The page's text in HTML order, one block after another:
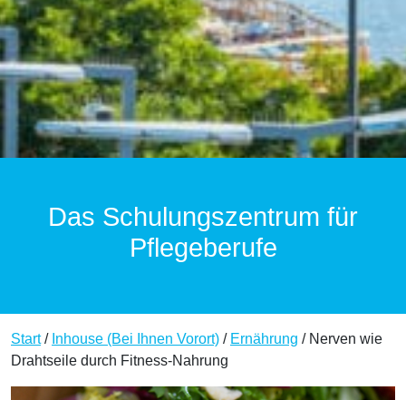
Das Schulungszentrum für
Pflegeberufe
Start/ Inhouse (Bei Ihnen Vorort) / Ernährung / Nerven wie
Drahtseile durch Fitness-Nahrung